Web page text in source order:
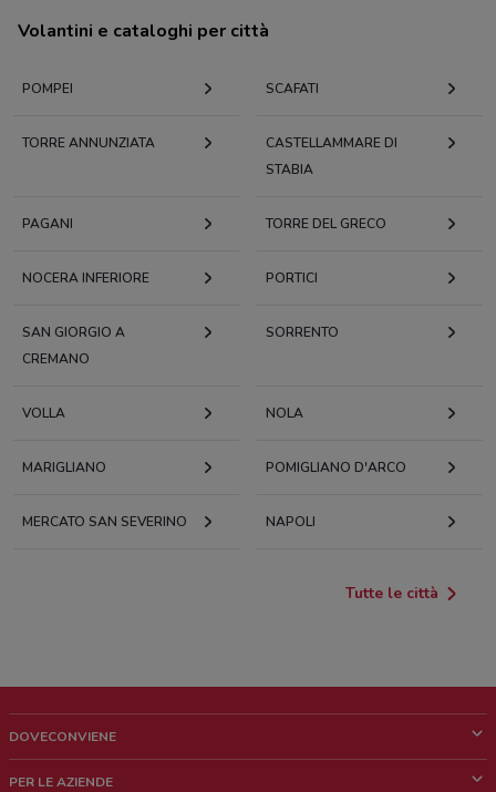
Volantini e cataloghi per città
POMPEI SCAFATI
TORRE ANNUNZIATA
CASTELLAMMARE DI
STABIA
PAGANI TORRE DEL GRECO
NOCERA INFERIORE PORTICI
SAN GIORGIO A
CREMANO
SORRENTO
VOLLA NOLA
MARIGLIANO POMIGLIANO D'ARCO
MERCATO SAN SEVERINO NAPOLI
Tutte le città
DOVECONVIENE
PER LE AZIENDE